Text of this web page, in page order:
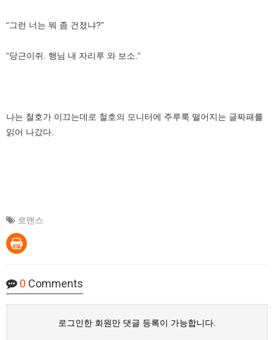
“그런 너는 뭐 좀 건졌냐?”
“당근이쥐. 행님 내 자리루 와 보소.”
나는 철호가 이끄는데로 철호의 모니터에 주루룩 떨어지는 글짜패를
읽어 나갔다.
로맨스
0 Comments
로그인한 회원만 댓글 등록이 가능합니다.